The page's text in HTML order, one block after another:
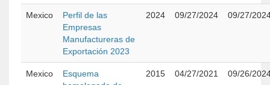
Mexico
Perfil de las
Empresas
Manufactureras de
Exportación 2023
2024 09/27/2024 09/27/
Mexico
Esquema
2015 04/27/2021 09/26/